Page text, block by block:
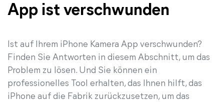
App ist verschwunden
Ist auf Ihrem iPhone Kamera App verschwunden?
Finden Sie Antworten in diesem Abschnitt, um das
Problem zu lösen. Und Sie können ein
professionelles Tool erhalten, das Ihnen hilft, das
iPhone auf die Fabrik zurückzusetzen, um das